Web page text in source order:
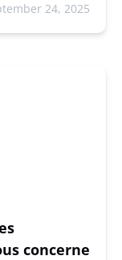
24, 2025
concerne